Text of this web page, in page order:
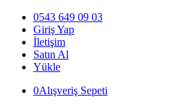
0543 649 09 03
Giriş Yap
İletişim
Satın Al
Yükle
0Alışveriş Sepeti